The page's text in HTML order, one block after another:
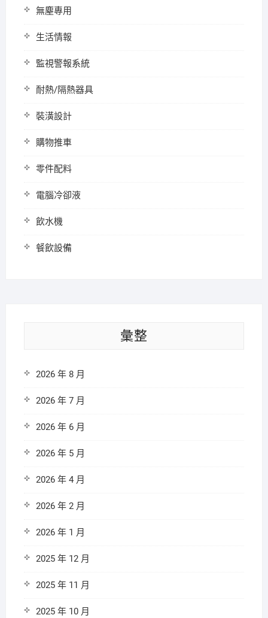
無塵專用
生活情報
監視警報系統
耐熱/隔熱器具
裝潢設計
購物推車
零件配料
電腦冷卻液
飲水機
餐飲設備
彙整
2026 年 8 月
2026 年 7 月
2026 年 6 月
2026 年 5 月
2026 年 4 月
2026 年 2 月
2026 年 1 月
2025 年 12 月
2025 年 11 月
2025 年 10 月